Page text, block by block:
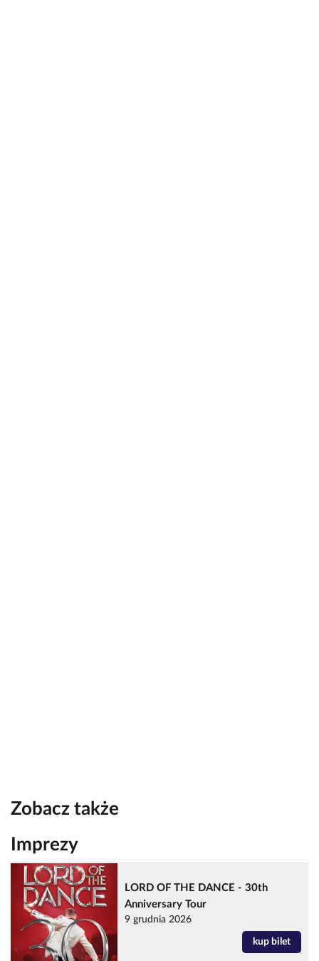
Zobacz także
Imprezy
LORD OF THE DANCE - 30th
Anniversary Tour
9 grudnia 2026
kup bilet